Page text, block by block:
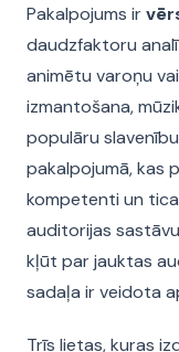
Pakalpojums ir
daudzfaktoru
animētu varoņu
izmantošana,
populāru
pakalpojumā, kas
kompetenti un
auditorijas
kļūt par jauktas
sadaļa ir veidota
Trīs lietas, kuras